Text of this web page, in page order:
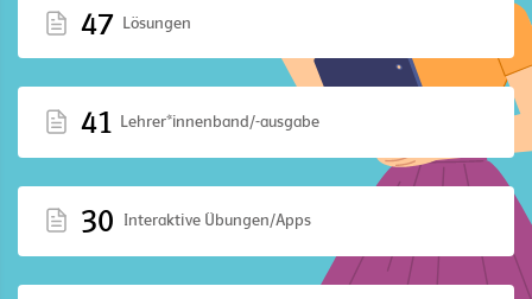
47 Lösungen
41 Lehrer*innenband/-ausgabe
30 Interaktive Übungen/Apps